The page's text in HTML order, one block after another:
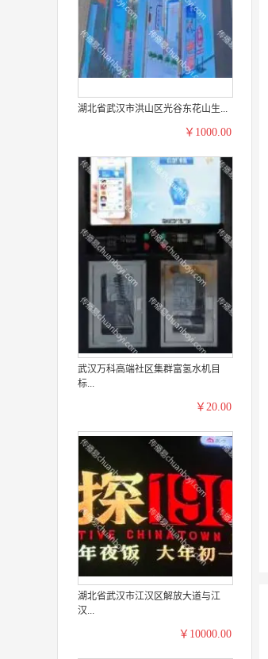
湖北省武汉市洪山区光谷东花山生...
￥1000.00
武汉万科高端社区集群富氢水机目
标...
￥20.00
湖北省武汉市江汉区解放大道与江
汉...
￥10000.00